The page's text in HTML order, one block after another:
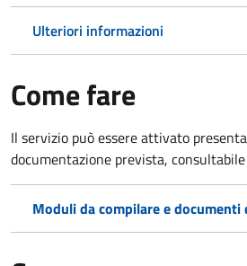
Ulteriori informazioni
Come fare
Il servizio può essere attivato
documentazione prevista,
Moduli da compilare e documenti